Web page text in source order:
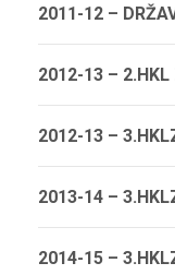
2011-12 –
2012-13 –
2012-13 –
2013-14 –
2014-15 –